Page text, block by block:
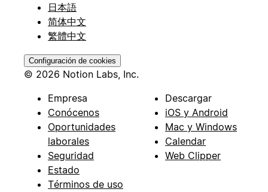
日本語
简体中文
繁體中文
Configuración de cookies
© 2026 Notion Labs, Inc.
Empresa
Conócenos
Oportunidades
laborales
Seguridad
Estado
Términos de uso
Descargar
iOS y Android
Mac y Windows
Calendar
Web Clipper